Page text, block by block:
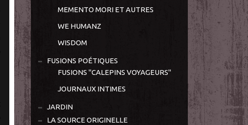
MEMENTO MORI ET AUTRES
WE HUMANZ
WISDOM
FUSIONS POÉTIQUES
FUSIONS "CALEPINS VOYAGEURS"
JOURNAUX INTIMES
JARDIN
LA SOURCE ORIGINELLE